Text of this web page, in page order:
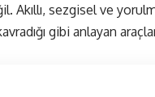
Akıllı, sezgisel ve
gibi anlayan